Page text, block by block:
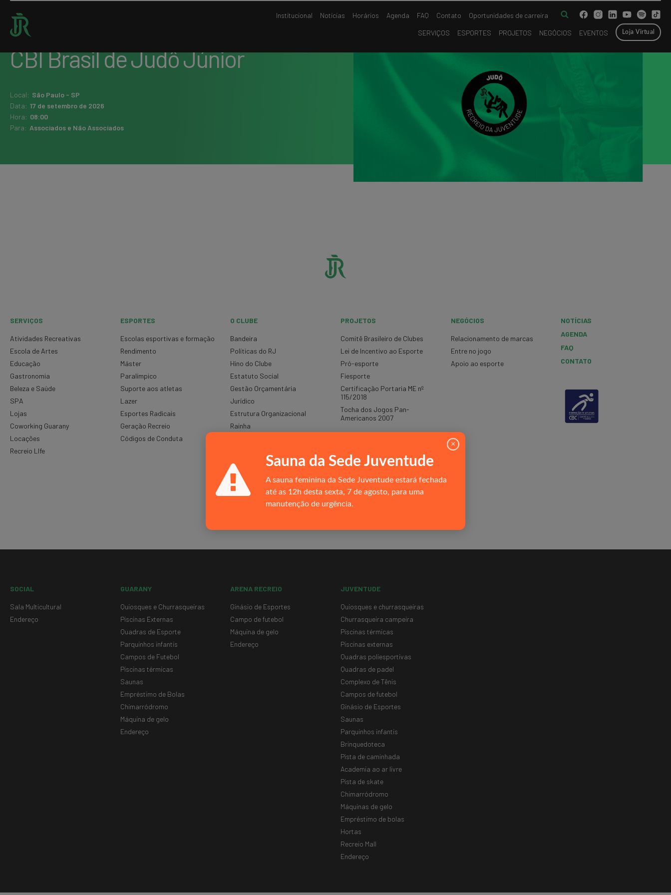
SERVIÇOS ESPORTES PROJETOS NEGÓCIOS EVENTOS Loja Virtual
Institucional Notícias Horários Agenda FAQ Contato Oportunidades de carreira
Home : Agenda
CBI Brasil de Judô Júnior
Local: São Paulo - SP
Data: 17 de setembro de 2026
Hora: 08:00
Para: Associados e Não Associados
×
Sauna da Sede Juventude
A sauna feminina da Sede Juventude estará fechada
até as 12h desta sexta, 7 de agosto, para uma
manutenção de urgência.
SERVIÇOS
Atividades Recreativas
Escola de Artes
Educação
Gastronomia
Beleza e Saúde
SPA
Lojas
Coworking Guarany
Locações
Recreio LIfe
ESPORTES
Escolas esportivas e formação
Rendimento
Máster
Paralímpico
Suporte aos atletas
Lazer
Esportes Radicais
Geração Recreio
Códigos de Conduta
O CLUBE
Bandeira
Políticas do RJ
Hino do Clube
Estatuto Social
Gestão Orçamentária
Jurídico
Estrutura Organizacional
Rainha
Mercado Livre de Energia
Proteção de Dados
Responsabilidade Social
Horários de Funcionamento
PROJETOS
Comitê Brasileiro de Clubes
Lei de Incentivo ao Esporte
Pró-esporte
Fiesporte
Certificação Portaria ME nº
115/2018
Tocha dos Jogos Pan-
Americanos 2007
NEGÓCIOS
Relacionamento de marcas
Entre no jogo
Apoio ao esporte
NOTÍCIAS
AGENDA
FAQ
CONTATO
SOCIAL
Sala Multicultural
Endereço
GUARANY
Quiosques e Churrasqueiras
Piscinas Externas
Quadras de Esporte
Parquinhos infantis
Campos de Futebol
Piscinas térmicas
Saunas
Empréstimo de Bolas
Chimarródromo
Máquina de gelo
Endereço
ARENA RECREIO
Ginásio de Esportes
Campo de futebol
Máquina de gelo
Endereço
JUVENTUDE
Quiosques e churrasqueiras
Churrasqueira campeira
Piscinas térmicas
Piscinas externas
Quadras poliesportivas
Quadras de padel
Complexo de Tênis
Campos de futebol
Ginásio de Esportes
Saunas
Parquinhos infantis
Brinquedoteca
Pista de caminhada
Academia ao ar livre
Pista de skate
Chimarródromo
Máquinas de gelo
Empréstimo de bolas
Hortas
Recreio Mall
Endereço